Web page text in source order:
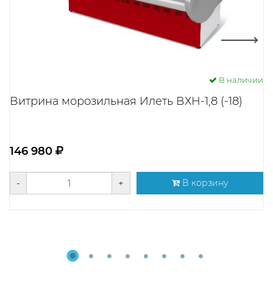
В наличии
Витрина морозильная Илеть ВХН-1,8 (-18)
146 980
- + В корзину
Next